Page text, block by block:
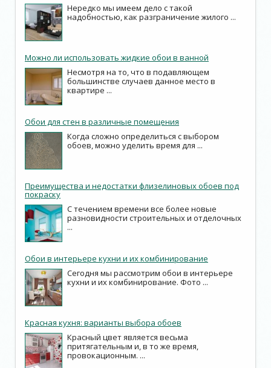
Нередко мы имеем дело с такой
надобностью, как разграничение жилого ...
Можно ли использовать жидкие обои в ванной
Несмотря на то, что в подавляющем
большинстве случаев данное место в
квартире ...
Обои для стен в различные помещения
Когда сложно определиться с выбором
обоев, можно уделить время для ...
Преимущества и недостатки флизелиновых обоев под
покраску
С течением времени все более новые
разновидности строительных и отделочных
...
Обои в интерьере кухни и их комбинирование
Сегодня мы рассмотрим обои в интерьере
кухни и их комбинирование. Фото ...
Красная кухня: варианты выбора обоев
Красный цвет является весьма
притягательным и, в то же время,
провокационным. ...